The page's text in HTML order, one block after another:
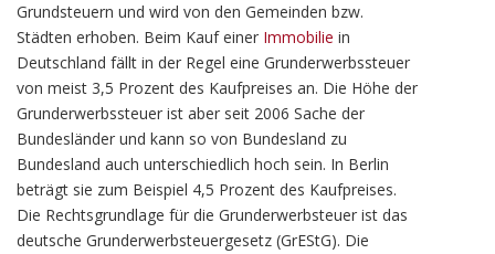
Grundsteuern und wird von den Gemeinden bzw.
Städten erhoben. Beim Kauf einer Immobilie in
Deutschland fällt in der Regel eine Grunderwerbssteuer
von meist 3,5 Prozent des Kaufpreises an. Die Höhe der
Grunderwerbssteuer ist aber seit 2006 Sache der
Bundesländer und kann so von Bundesland zu
Bundesland auch unterschiedlich hoch sein. In Berlin
beträgt sie zum Beispiel 4,5 Prozent des Kaufpreises.
Die Rechtsgrundlage für die Grunderwerbsteuer ist das
deutsche Grunderwerbsteuergesetz (GrEStG). Die